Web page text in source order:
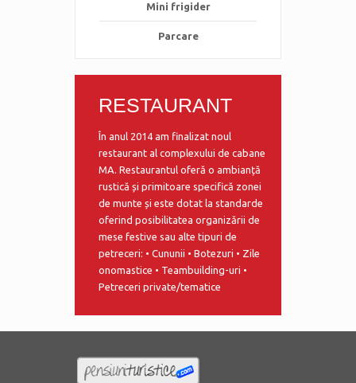
Mini frigider
Parcare
RESTAURANT
În anul 2014 am finalizat noul
restaurant al complexului de cabane
MA. Restaurantul oferă o ambianță
rustică și primitoare specifică zonei
de munte și este dotat la standarde
oferind posibilitatea organizării de
mese festive sau alte tipuri de
petreceri: • Cununii • Botezuri • Zile
onomastice • Teambuilding-uri •
Petreceri private/tematice